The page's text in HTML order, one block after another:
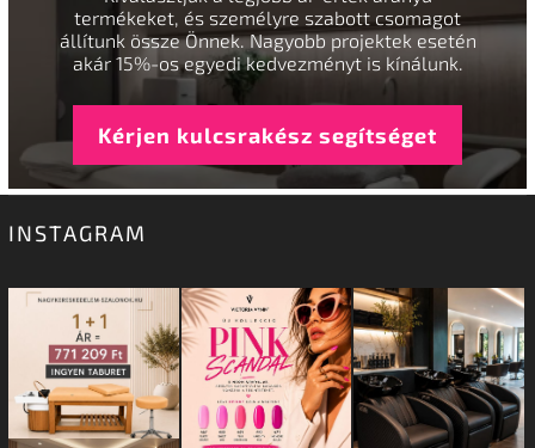
termékeket, és személyre szabott csomagot
állítunk össze Önnek. Nagyobb projektek esetén
akár 15%-os egyedi kedvezményt is kínálunk.
Kérjen kulcsrakész segítséget
INSTAGRAM